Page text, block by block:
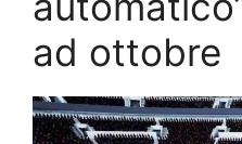
ad ottobre